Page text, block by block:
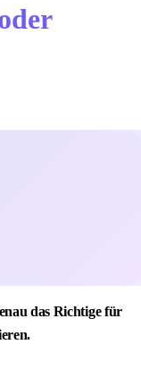
das Richtige für